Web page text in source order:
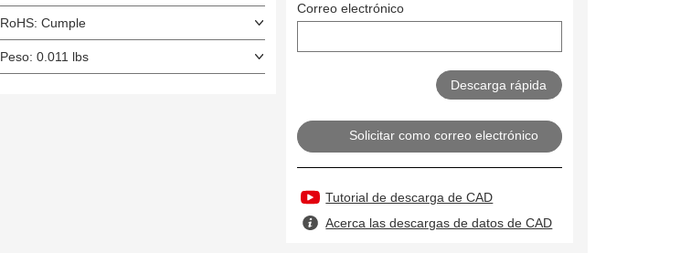
RoHS: Cumple
Peso: 0.011 lbs
Correo electrónico
Solicitar como correo electrónico
Tutorial de descarga de CAD
Acerca las descargas de datos de CAD